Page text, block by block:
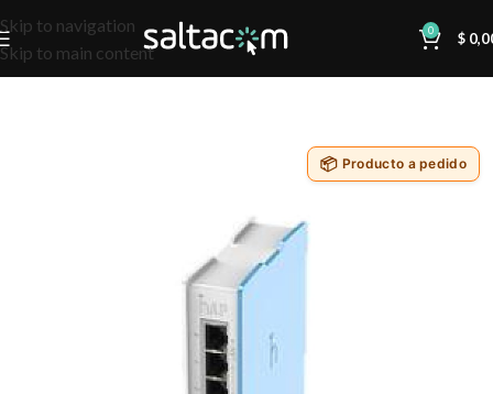
Skip to navigation
Skip to main content
0 $
Producto a pedido